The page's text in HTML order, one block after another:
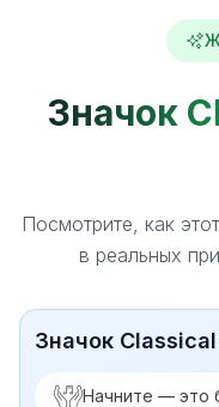
Значок
Посмотрите, как
в реальных
Значок
Начните — это